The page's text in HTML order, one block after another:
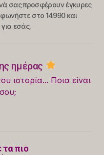
σας προσφέρουν έγκυρες
στο 14990 και
εσάς.
ημέρας
ιστορία... Ποια είναι
τα πιο